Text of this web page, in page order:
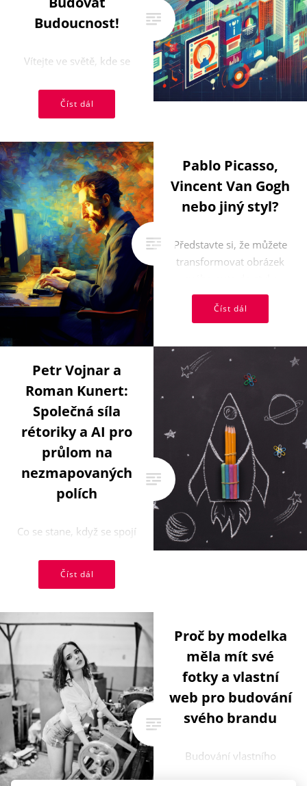
Budoucnost!
Vítejte ve světě, kde se
Představujeme vám
Číst dál
Pablo Picasso,
Vincent Van Gogh
nebo jiný styl?
Představte si, že můžete
transformovat obrázek
Picassa nebo Van Gogha.
S technologií AI ...
Číst dál
Petr Vojnar a
Roman Kunert:
Společná síla
rétoriky a AI pro
průlom na
nezmapovaných
polích
Co se stane, když se spojí
se věnuje rétorice, a
Číst dál
Proč by modelka
měla mít své
fotky a vlastní
web pro budování
svého brandu
Budování vlastního